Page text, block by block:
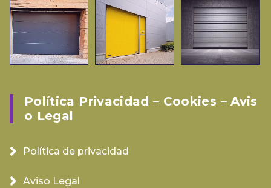
Política Privacidad – Cookies – Avis
O Legal
Política de privacidad
Aviso Legal